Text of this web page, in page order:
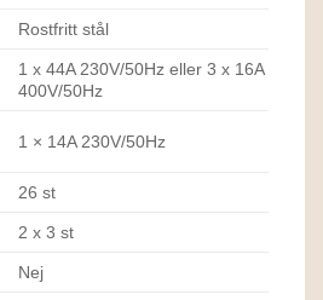
Rostfritt stål
1 x 44A 230V/50Hz eller 3 x 16A
400V/50Hz
1 × 14A 230V/50Hz
26 st
2 x 3 st
Nej